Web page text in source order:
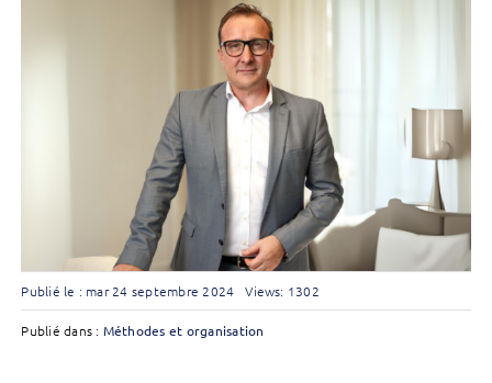
Publié le : mar 24 septembre 2024 Views: 1302
Publié dans : Méthodes et organisation